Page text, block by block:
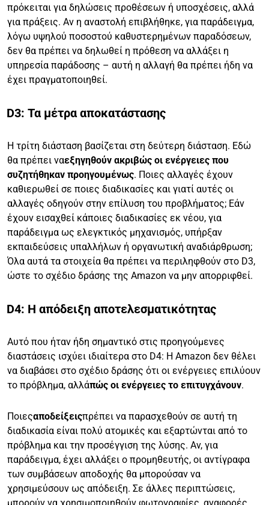
πρόκειται για δηλώσεις προθέσεων ή υποσχέσεις, αλλά
για πράξεις. Αν η αναστολή επιβλήθηκε, για παράδειγμα,
λόγω υψηλού ποσοστού καθυστερημένων παραδόσεων,
δεν θα πρέπει να δηλωθεί η πρόθεση να αλλάξει η
υπηρεσία παράδοσης – αυτή η αλλαγή θα πρέπει ήδη να
έχει πραγματοποιηθεί.
D3: Τα μέτρα αποκατάστασης
Η τρίτη διάσταση βασίζεται στη δεύτερη διάσταση. Εδώ
θα πρέπει ναεξηγηθούν ακριβώς οι ενέργειες που
συζητήθηκαν προηγουμένως. Ποιες αλλαγές έχουν
καθιερωθεί σε ποιες διαδικασίες και γιατί αυτές οι
αλλαγές οδηγούν στην επίλυση του προβλήματος; Εάν
έχουν εισαχθεί κάποιες διαδικασίες εκ νέου, για
παράδειγμα ως ελεγκτικός μηχανισμός, υπήρξαν
εκπαιδεύσεις υπαλλήλων ή οργανωτική αναδιάρθρωση;
Όλα αυτά τα στοιχεία θα πρέπει να περιληφθούν στο D3,
ώστε το σχέδιο δράσης της Amazon να μην απορριφθεί.
D4: Η απόδειξη αποτελεσματικότητας
Αυτό που ήταν ήδη σημαντικό στις προηγούμενες
διαστάσεις ισχύει ιδιαίτερα στο D4: Η Amazon δεν θέλει
να διαβάσει στο σχέδιο δράσης ότι οι ενέργειες επιλύουν
το πρόβλημα, αλλάπώς οι ενέργειες το επιτυγχάνουν.
Ποιεςαποδείξειςπρέπει να παρασχεθούν σε αυτή τη
διαδικασία είναι πολύ ατομικές και εξαρτώνται από το
πρόβλημα και την προσέγγιση της λύσης. Αν, για
παράδειγμα, έχει αλλάξει ο προμηθευτής, οι αντίγραφα
των συμβάσεων αποδοχής θα μπορούσαν να
χρησιμεύσουν ως απόδειξη. Σε άλλες περιπτώσεις,